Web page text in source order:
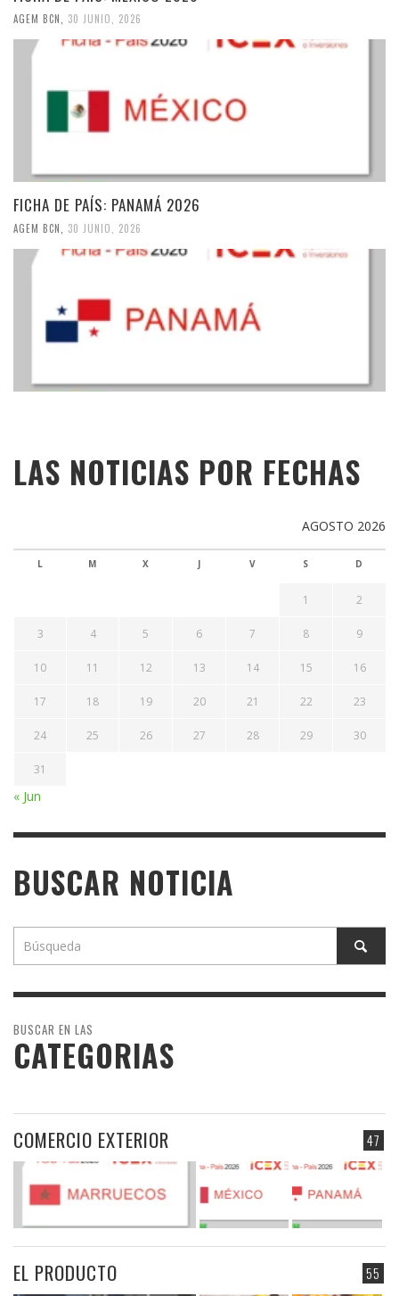
AGEM BCN 30 JUNIO, 2026
FICHA DE PAÍS: PANAMÁ 2026
AGEM BCN 30 JUNIO, 2026
LAS NOTICIAS POR FECHAS
AGOSTO 2026
L M X J V S D
1 2
3 4 5 6 7 8 9
10 11 12 13 14 15 16
17 18 19 20 21 22 23
24 25 26 27 28 29 30
31
« Jun
BUSCAR NOTICIA
BUSCAR EN LAS
CATEGORIAS
47
COMERCIO EXTERIOR
55
EL PRODUCTO